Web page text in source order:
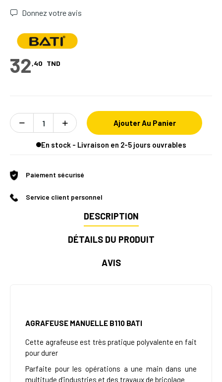
Donnez votre avis
32,40 TND
Ajouter Au Panier
En stock - Livraison en 2-5 jours ouvrables
Paiement sécurisé
Service client personnel
DESCRIPTION
DÉTAILS DU PRODUIT
AVIS
AGRAFEUSE MANUELLE B110 BATI
Cette agrafeuse est très pratique polyvalente en fait
pour durer
Parfaite pour les opérations a une main dans une
multitude d’industries et des travaux de bricolage